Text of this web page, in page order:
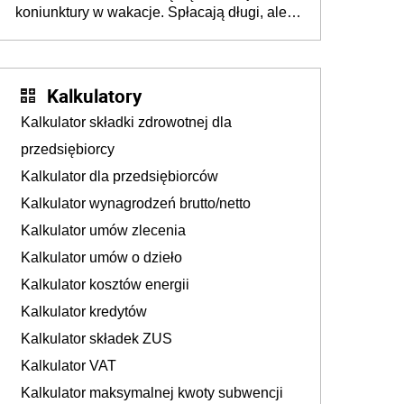
koniunktury w wakacje. Spłacają długi, ale
Kalkulatory
Kalkulator składki zdrowotnej dla
przedsiębiorcy
Kalkulator dla przedsiębiorców
Kalkulator wynagrodzeń brutto/netto
Kalkulator umów zlecenia
Kalkulator umów o dzieło
Kalkulator kosztów energii
Kalkulator kredytów
Kalkulator składek ZUS
Kalkulator VAT
Kalkulator maksymalnej kwoty subwencji